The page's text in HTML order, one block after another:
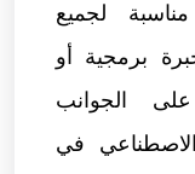
لجميع
برمجية أو
الجوانب
الاصطناعي في